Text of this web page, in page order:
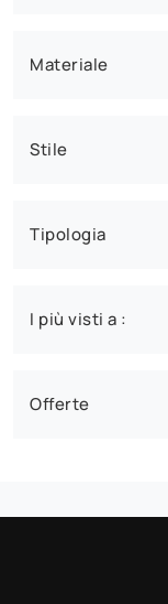
Materiale
Stile
Tipologia
I più visti a :
Offerte